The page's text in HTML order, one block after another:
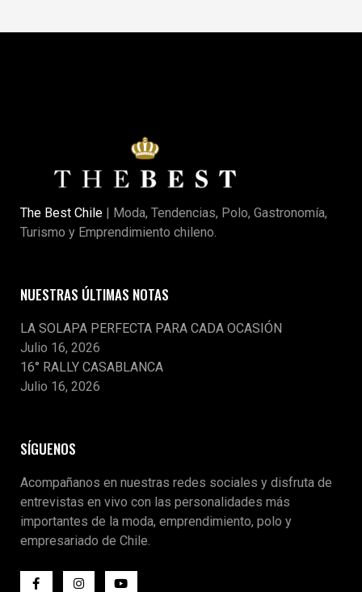
The Best Chile | Moda, Tendencias, Polo, Gastronomía,
Turismo y Emprendimiento chileno.
NUESTRAS ÚLTIMAS NOTAS
LA SOLAPA PERFECTA PARA CADA OCASIÓN
Julio 16, 2026
16° RALLY CASABLANCA
Julio 16, 2026
SÍGUENOS
Acompañanos en nuestras redes sociales y disfruta de
entrevistas en vivo con las personalidades más
importantes de la moda, emprendimiento, polo y
empresariado de Chile.